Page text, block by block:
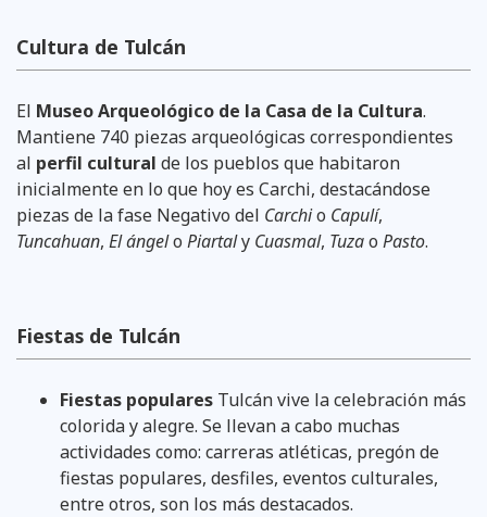
Cultura de Tulcán
El Museo Arqueológico de la Casa de la Cultura.
Mantiene 740 piezas arqueológicas correspondientes
al perfil cultural de los pueblos que habitaron
inicialmente en lo que hoy es Carchi, destacándose
piezas de la fase Negativo del Carchio Capulí,
Tuncahuan, El ángelo Piartaly Cuasmal, Tuzao Pasto.
Fiestas de Tulcán
Fiestas populares Tulcán vive la celebración más
colorida y alegre. Se llevan a cabo muchas
actividades como: carreras atléticas, pregón de
fiestas populares, desfiles, eventos culturales,
entre otros, son los más destacados.